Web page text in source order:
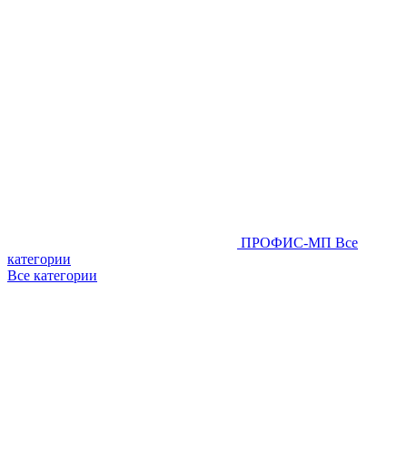
ПРОФИС-МП Все
категории
Все категории